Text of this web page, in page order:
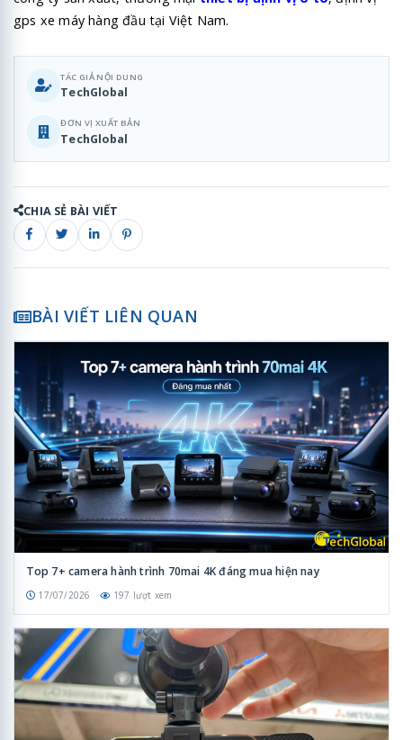
gps xe máy hàng đầu tại Việt Nam.
TÁC GIẢ NỘI DUNG
TechGlobal
ĐƠN VỊ XUẤT BẢN
TechGlobal
CHIA SẺ BÀI VIẾT
BÀI VIẾT LIÊN QUAN
Top 7+ camera hành trình 70mai 4K đáng mua hiện nay
17/07/2026 197 lượt xem